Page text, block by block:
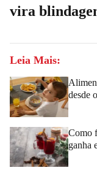
vira
Leia Mais:
desde
Como
ganha